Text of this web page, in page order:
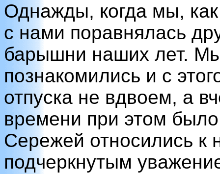
Однажды, когда мы,
с нами поравнялась
барышни наших лет. Мы
познакомились и с
отпуска не вдвоем, а
времени при этом
Сережей относились к
подчеркнутым